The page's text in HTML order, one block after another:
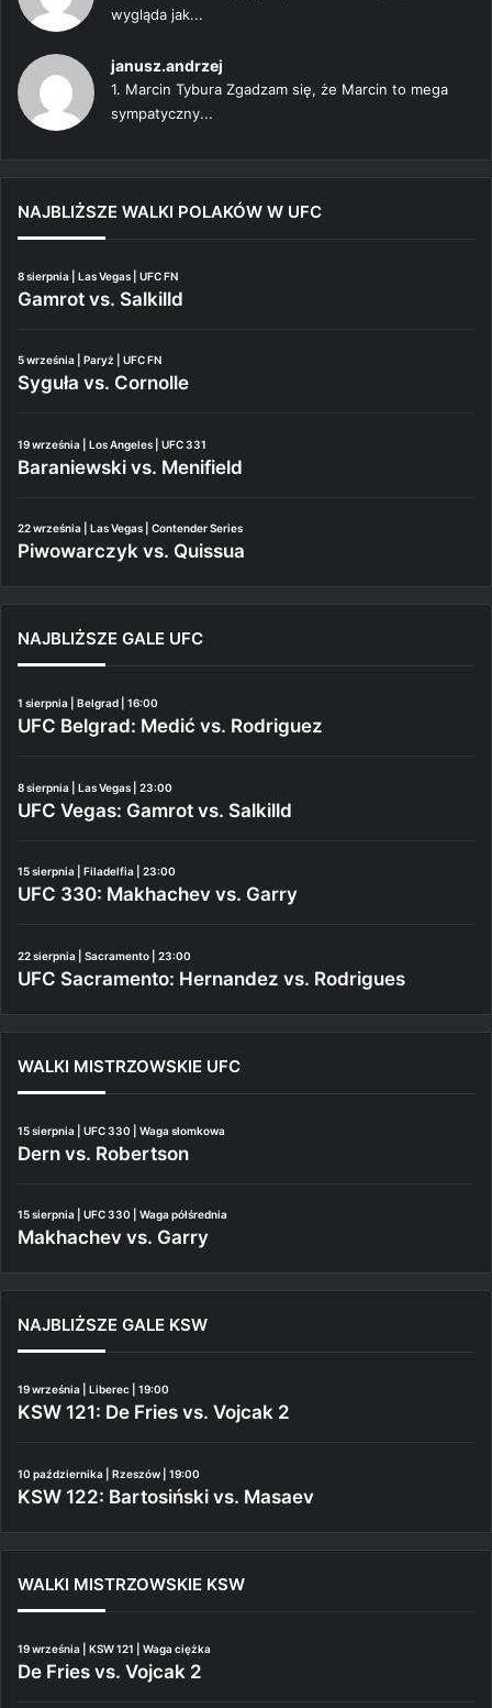
wygląda jak...
janusz.andrzej
1. Marcin Tybura Zgadzam się, że Marcin to mega
sympatyczny...
NAJBLIŻSZE WALKI POLAKÓW W UFC
8 sierpnia | Las Vegas | UFC FN
Gamrot vs. Salkilld
5 września | Paryż | UFC FN
Syguła vs. Cornolle
19 września | Los Angeles | UFC 331
Baraniewski vs. Menifield
22 września | Las Vegas | Contender Series
Piwowarczyk vs. Quissua
NAJBLIŻSZE GALE UFC
1 sierpnia | Belgrad | 16:00
UFC Belgrad: Medić vs. Rodriguez
8 sierpnia | Las Vegas | 23:00
UFC Vegas: Gamrot vs. Salkilld
15 sierpnia | Filadelfia | 23:00
UFC 330: Makhachev vs. Garry
22 sierpnia | Sacramento | 23:00
UFC Sacramento: Hernandez vs. Rodrigues
WALKI MISTRZOWSKIE UFC
15 sierpnia | UFC 330 | Waga słomkowa
Dern vs. Robertson
15 sierpnia | UFC 330 | Waga półśrednia
Makhachev vs. Garry
NAJBLIŻSZE GALE KSW
19 września | Liberec | 19:00
KSW 121: De Fries vs. Vojcak 2
10 października | Rzeszów | 19:00
KSW 122: Bartosiński vs. Masaev
WALKI MISTRZOWSKIE KSW
19 września | KSW 121 | Waga ciężka
De Fries vs. Vojcak 2